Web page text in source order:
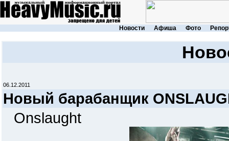
Новости Афиша Фото
06.12.2011
Новый барабанщик
Onslaught